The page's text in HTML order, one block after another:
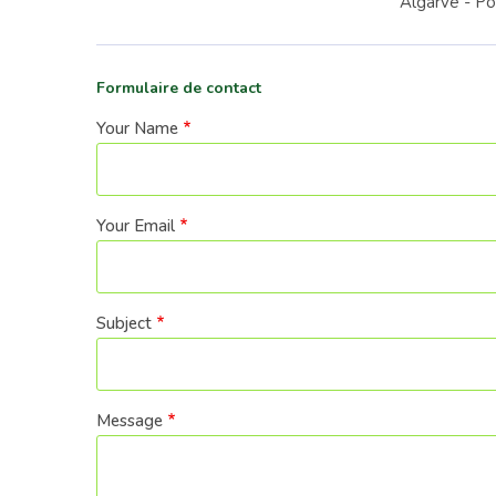
Formulaire de contact
Your Name
Your Email
Subject
Message